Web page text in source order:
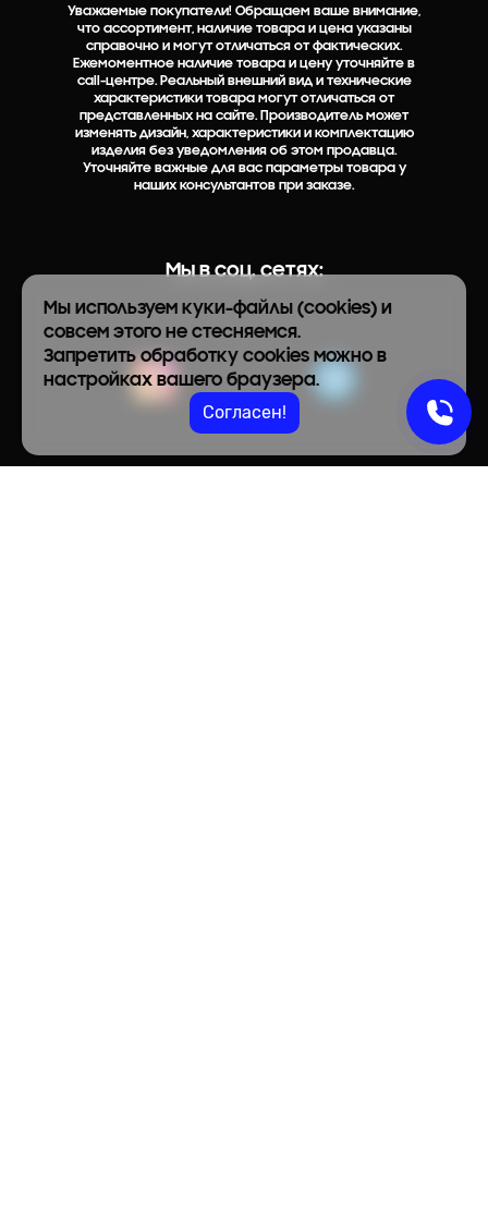
Мы используем куки-файлы (cookies) и
совсем этого не стесняемся.
Запретить обработку cookies можно в
настройках вашего браузера.
Согласен!
Уважаемые покупатели! Обращаем ваше внимание,
что ассортимент, наличие товара и цена указаны
справочно и могут отличаться от фактических.
Ежемоментное наличие товара и цену уточняйте в
call-центре. Реальный внешний вид и технические
характеристики товара могут отличаться от
представленных на сайте. Производитель может
изменять дизайн, характеристики и комплектацию
изделия без уведомления об этом продавца.
Уточняйте важные для вас параметры товара у
наших консультантов при заказе.
Мы в соц. сетях: